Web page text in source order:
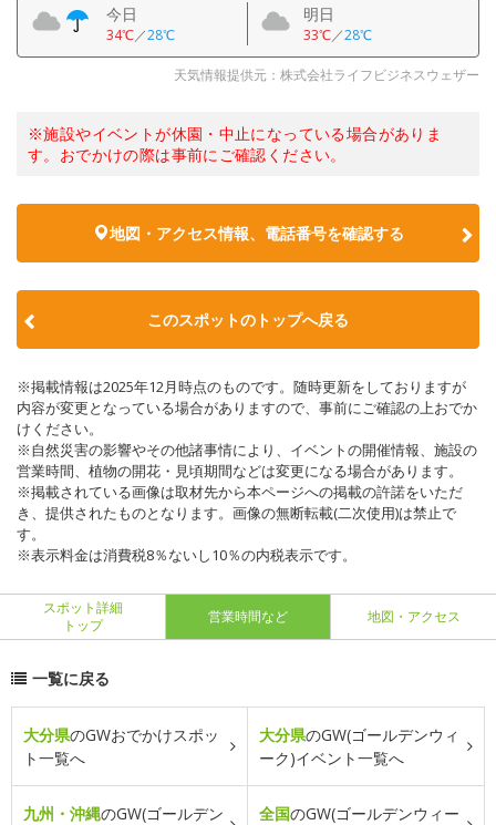
今日
34℃／28℃
明日
33℃／28℃
天気情報提供元：株式会社ライフビジネスウェザー
※施設やイベントが休園・中止になっている場合がありま
す。おでかけの際は事前にご確認ください。
地図・アクセス情報、電話番号を確認する
このスポットのトップへ戻る
※掲載情報は2025年12月時点のものです。随時更新をしておりますが
内容が変更となっている場合がありますので、事前にご確認の上おでか
けください。
※自然災害の影響やその他諸事情により、イベントの開催情報、施設の
営業時間、植物の開花・見頃期間などは変更になる場合があります。
※掲載されている画像は取材先から本ページへの掲載の許諾をいただ
き、提供されたものとなります。画像の無断転載(二次使用)は禁止で
す。
※表示料金は消費税8％ないし10％の内税表示です。
スポット詳細
トップ
営業時間など 地図・アクセス
一覧に戻る
大分県のGWおでかけスポッ
ト一覧へ
大分県のGW(ゴールデンウィ
ーク)イベント一覧へ
九州・沖縄のGW(ゴールデン
全国のGW(ゴールデンウィー